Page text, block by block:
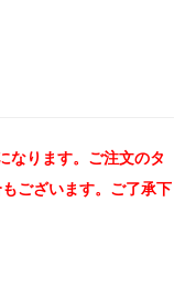
なります。ご注文のタ
ございます。ご了承下